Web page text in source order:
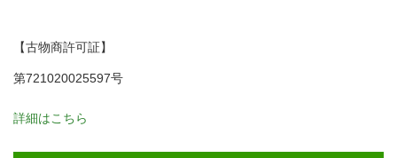
【古物商許可証】
第721020025597号
詳細はこちら